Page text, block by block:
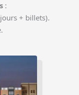
:
+ billets).